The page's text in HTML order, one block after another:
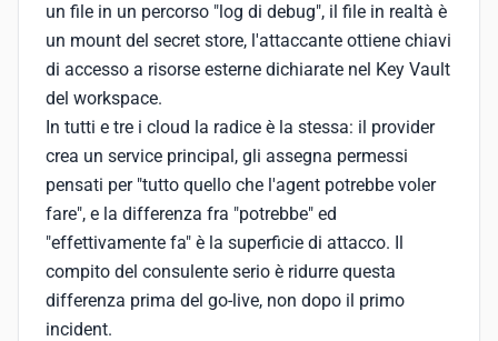
un file in un percorso "log di debug", il file in realtà è
un mount del secret store, l'attaccante ottiene chiavi
di accesso a risorse esterne dichiarate nel Key Vault
del workspace.
In tutti e tre i cloud la radice è la stessa: il provider
crea un service principal, gli assegna permessi
pensati per "tutto quello che l'agent potrebbe voler
fare", e la differenza fra "potrebbe" ed
"effettivamente fa" è la superficie di attacco. Il
compito del consulente serio è ridurre questa
differenza prima del go-live, non dopo il primo
incident.